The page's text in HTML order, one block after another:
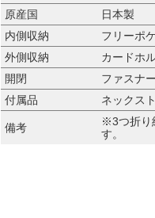
原産国
日本製
内側収納
フリーポ
外側収納
カードホ
開閉
ファスナー
付属品
ネックス
備考
※3つ折り
す。